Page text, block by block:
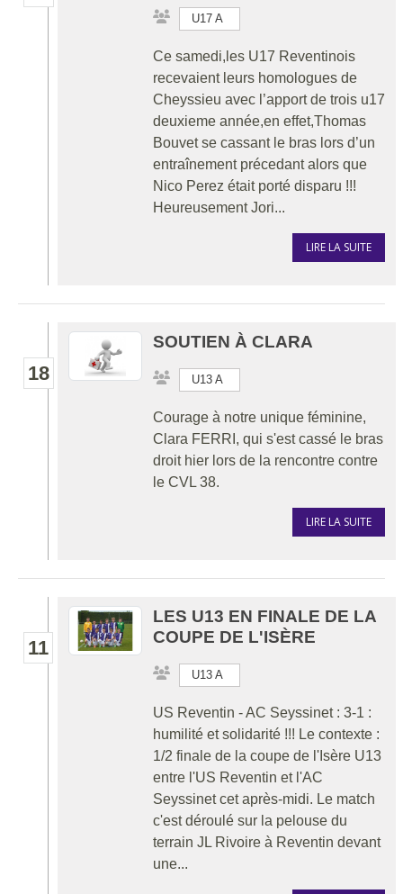
U17 A
Ce samedi,les U17 Reventinois
recevaient leurs homologues de
Cheyssieu avec l’apport de trois u17
deuxieme année,en effet,Thomas
Bouvet se cassant le bras lors d’un
entraînement précedant alors que
Nico Perez était porté disparu !!!
Heureusement Jori...
LIRE LA SUITE
18
SOUTIEN À CLARA
U13 A
Courage à notre unique féminine,
Clara FERRI, qui s'est cassé le bras
droit hier lors de la rencontre contre
le CVL 38.
LIRE LA SUITE
11
LES U13 EN FINALE DE LA
COUPE DE L'ISÈRE
U13 A
US Reventin - AC Seyssinet : 3-1 :
humilité et solidarité !!! Le contexte :
1/2 finale de la coupe de l'Isère U13
entre l'US Reventin et l'AC
Seyssinet cet après-midi. Le match
c'est déroulé sur la pelouse du
terrain JL Rivoire à Reventin devant
une...